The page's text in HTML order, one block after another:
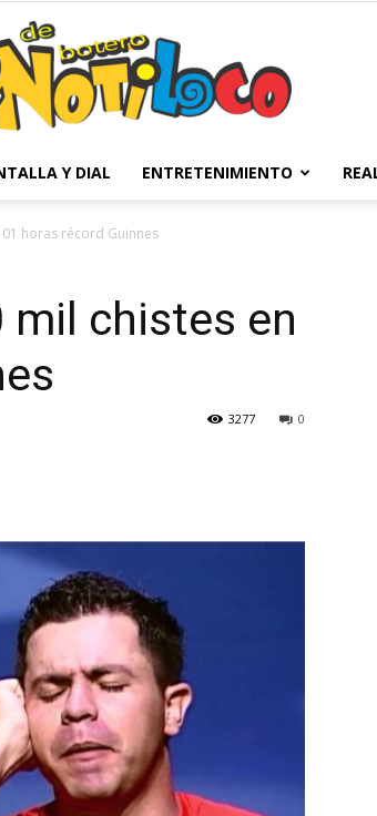
Botero
Y DIAL ENTRETENIMIENTO
horas récord Guinnes
mil chistes en
0
3277